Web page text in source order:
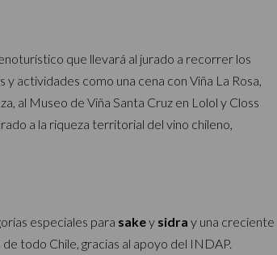
que llevará al jurado a recorrer los
y actividades como una cena con Viña La Rosa,
al Museo de Viña Santa Cruz en Lolol y Closs
a la riqueza territorial del vino chileno,
especiales para sakey sidra y una creciente
todo Chile, gracias al apoyo del INDAP.